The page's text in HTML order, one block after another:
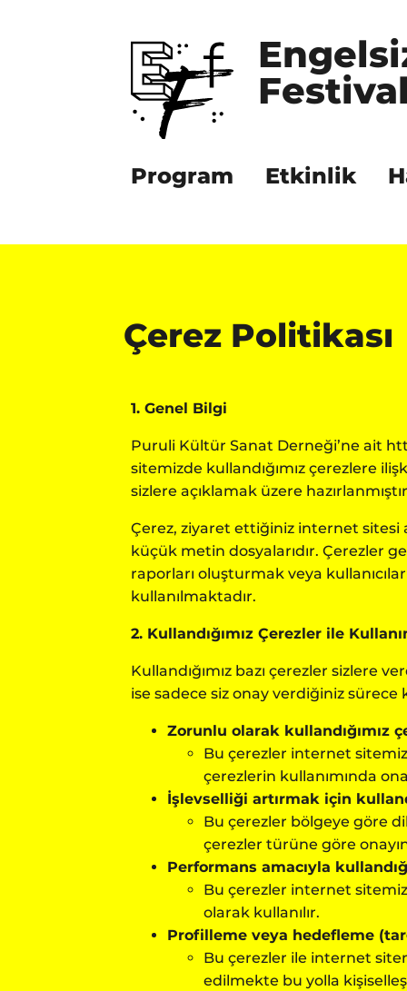
Program Etkinlik
Çerez Politikası
1. Genel Bilgi
Puruli Kültür Sanat Derneği’ne ait
sitemizde kullandığımız çerezlere
sizlere açıklamak üzere
Çerez, ziyaret ettiğiniz internet sitesi
küçük metin dosyalarıdır. Çerezler
raporları oluşturmak veya
kullanılmaktadır.
2. Kullandığımız Çerezler ile
Kullandığımız bazı çerezler sizlere
ise sadece siz onay verdiğiniz sürece
Zorunlu olarak kullandığımız
Bu çerezler internet
çerezlerin kullanımında
İşlevselliği artırmak için
Bu çerezler bölgeye göre
çerezler türüne göre
Performans amacıyla
Bu çerezler internet
olarak kullanılır.
Profilleme veya hedefleme
Bu çerezler ile internet
edilmekte bu yolla